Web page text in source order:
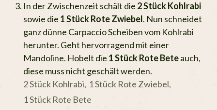
In der Zwischenzeit schält die 2 Stück Kohlrabi
sowie die 1 Stück Rote Zwiebel. Nun schneidet
ganz dünne Carpaccio Scheiben vom Kohlrabi
herunter. Geht hervorragend mit einer
Mandoline. Hobelt die 1 Stück Rote Beteauch,
diese muss nicht geschält werden.
2 Stück Kohlrabi, 1 Stück Rote Zwiebel,
1 Stück Rote Bete